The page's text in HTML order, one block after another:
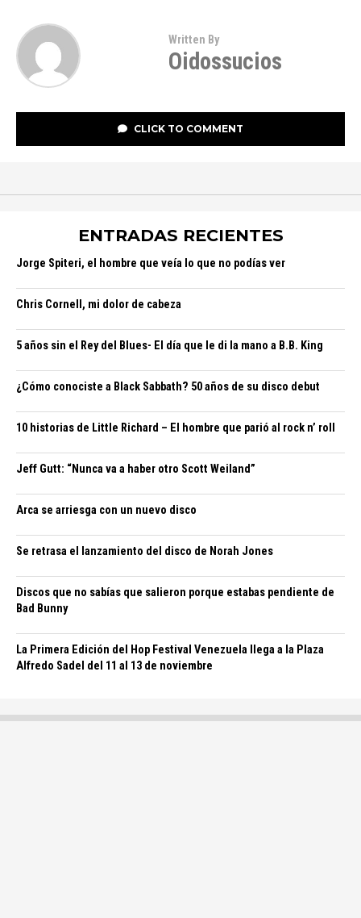
Written By
Oidossucios
CLICK TO COMMENT
ENTRADAS RECIENTES
Jorge Spiteri, el hombre que veía lo que no podías ver
Chris Cornell, mi dolor de cabeza
5 años sin el Rey del Blues- El día que le di la mano a B.B. King
¿Cómo conociste a Black Sabbath? 50 años de su disco debut
10 historias de Little Richard – El hombre que parió al rock n’ roll
Jeff Gutt: “Nunca va a haber otro Scott Weiland”
Arca se arriesga con un nuevo disco
Se retrasa el lanzamiento del disco de Norah Jones
Discos que no sabías que salieron porque estabas pendiente de
Bad Bunny
La Primera Edición del Hop Festival Venezuela llega a la Plaza
Alfredo Sadel del 11 al 13 de noviembre